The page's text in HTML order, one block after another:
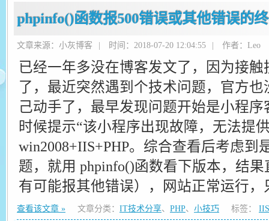
phpinfo()函数报500错误或其他错误的
文章来源：小灰博客 时间：2018-07-20 12:04:55 作者：Leo
已经一年多没在博客发文了，因为接
了，最近突然遇到个技术问题，官方
己动手了，最早发现问题开始是小程
时候提示“该小程序出现故障，无法提
win2008+IIS+PHP。综合查看后考虑到
题，就用 phpinfo()函数看下版本，结
有可能报其他错误），网站正常运行
查看该文章 » 文章分类： IT技术分享、 PHP、 小技巧 标签：